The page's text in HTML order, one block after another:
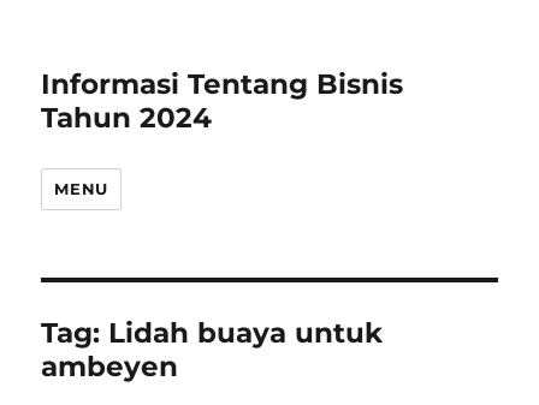
Informasi Tentang Bisnis
Tahun 2024
MENU
Tag: Lidah buaya untuk
ambeyen